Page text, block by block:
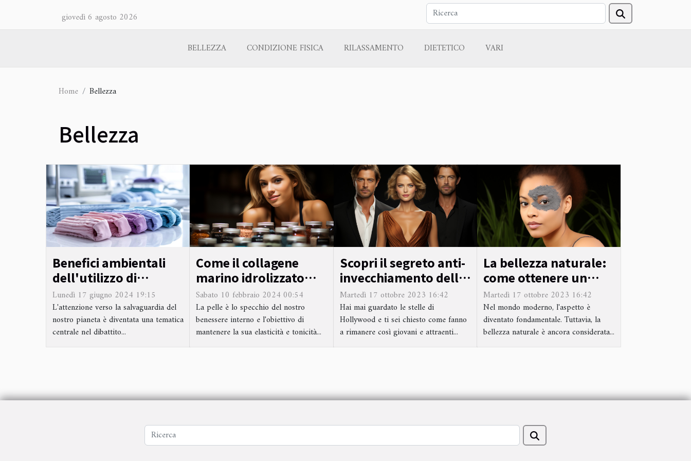
giovedì 6 agosto 2026
BELLEZZA CONDIZIONE FISICA RILASSAMENTO DIETETICO VARI
Home Bellezza
Bellezza
Benefici ambientali
dell'utilizzo di
cuffiette chirurgiche
riutilizzabili in cotone
Lunedì 17 giugno 2024 19:15
L'attenzione verso la salvaguardia del
nostro pianeta è diventata una tematica
centrale nel dibattito...
Come il collagene
marino idrolizzato
può migliorare
l'elasticità e la
tonicità della pelle
Sabato 10 febbraio 2024 00:54
La pelle è lo specchio del nostro
benessere interno e l'obiettivo di
mantenere la sua elasticità e tonicità...
Scopri il segreto anti-
invecchiamento delle
stelle di Hollywood
Martedì 17 ottobre 2023 16:42
Hai mai guardato le stelle di
Hollywood e ti sei chiesto come fanno
a rimanere così giovani e attraenti...
La bellezza naturale:
come ottenere un
colorito sano senza
trucco
Martedì 17 ottobre 2023 16:42
Nel mondo moderno, l'aspetto è
diventato fondamentale. Tuttavia, la
bellezza naturale è ancora considerata...